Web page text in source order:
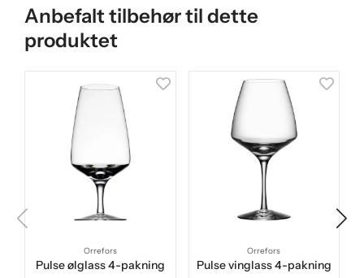
Anbefalt tilbehør til dette
produktet
Orrefors
Pulse ølglass 4-pakning
Orrefors
Pulse vinglass 4-pakning